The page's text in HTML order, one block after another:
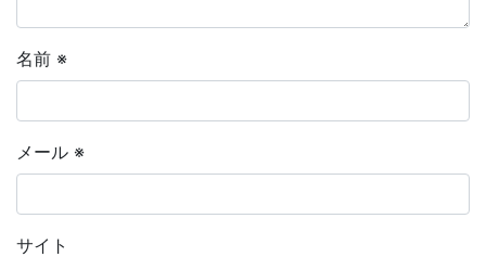
名前 ※
メール ※
サイト